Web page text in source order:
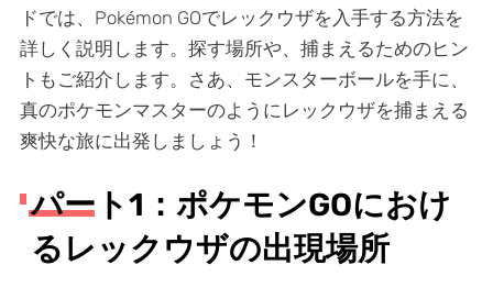
ドでは、Pokémon GOでレックウザを入手する方法を
詳しく説明します。探す場所や、捕まえるためのヒン
トもご紹介します。さあ、モンスターボールを手に、
真のポケモンマスターのようにレックウザを捕まえる
爽快な旅に出発しましょう！
パート1：ポケモンGOにおけ
るレックウザの出現場所